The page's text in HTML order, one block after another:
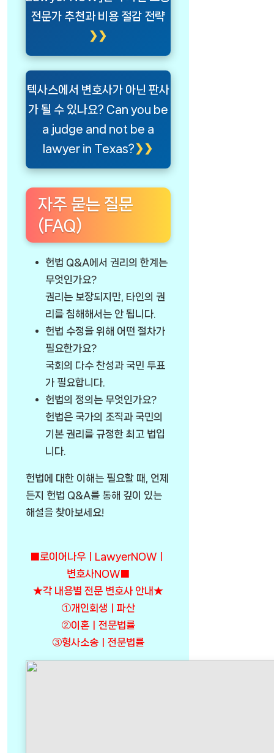
전문가 추천과 비용 절감 전략
텍사스에서 변호사가 아닌 판사
가 될 수 있나요? Can you be
a judge and not be a
lawyer in Texas?
자주 묻는 질문
(FAQ)
헌법 Q&A에서 권리의 한계는
무엇인가요?
권리는 보장되지만, 타인의 권
리를 침해해서는 안 됩니다.
헌법 수정을 위해 어떤 절차가
필요한가요?
국회의 다수 찬성과 국민 투표
가 필요합니다.
헌법의 정의는 무엇인가요?
헌법은 국가의 조직과 국민의
기본 권리를 규정한 최고 법입
니다.
헌법에 대한 이해는 필요할 때, 언제
든지 헌법 Q&A를 통해 깊이 있는
해설을 찾아보세요!
■로이어나우ㅣLawyerNOWㅣ
변호사NOW■
★각 내용별 전문 변호사 안내★
①개인회생ㅣ파산
②이혼ㅣ전문법률
③형사소송ㅣ전문법률